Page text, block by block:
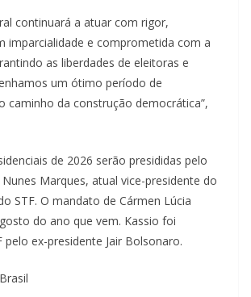
continuará a atuar com rigor,
imparcialidade e comprometida com a
as liberdades de eleitoras e
um ótimo período de
caminho da construção democrática”,
de 2026 serão presididas pelo
Marques, atual vice-presidente do
STF. O mandato de Cármen Lúcia
do ano que vem. Kassio foi
pelo ex-presidente Jair Bolsonaro.